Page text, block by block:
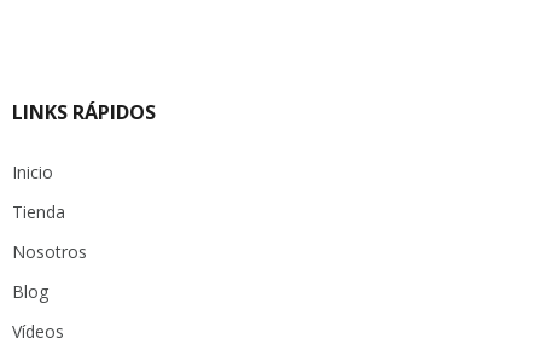
LINKS RÁPIDOS
Inicio
Tienda
Nosotros
Blog
Vídeos